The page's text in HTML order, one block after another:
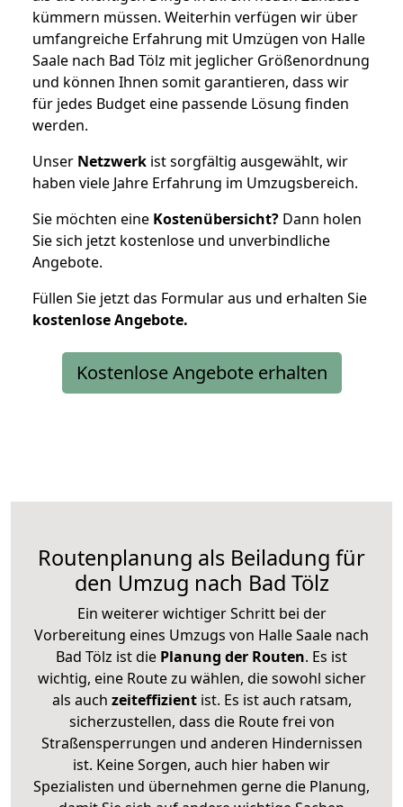
kümmern müssen. Weiterhin verfügen wir über
umfangreiche Erfahrung mit Umzügen von Halle
Saale nach Bad Tölz mit jeglicher Größenordnung
und können Ihnen somit garantieren, dass wir
für jedes Budget eine passende Lösung finden
werden.
Unser Netzwerk ist sorgfältig ausgewählt, wir
haben viele Jahre Erfahrung im Umzugsbereich.
Sie möchten eine Kostenübersicht? Dann holen
Sie sich jetzt kostenlose und unverbindliche
Angebote.
Füllen Sie jetzt das Formular aus und erhalten Sie
kostenloseAngebote.
Kostenlose Angebote erhalten
Routenplanung als Beiladung für
den Umzug nach Bad Tölz
Ein weiterer wichtiger Schritt bei der
Vorbereitung eines Umzugs von Halle Saale nach
Bad Tölz ist die Planung der Routen. Es ist
wichtig, eine Route zu wählen, die sowohl sicher
als auch zeiteffizientist. Es ist auch ratsam,
sicherzustellen, dass die Route frei von
Straßensperrungen und anderen Hindernissen
ist. Keine Sorgen, auch hier haben wir
Spezialisten und übernehmen gerne die Planung,